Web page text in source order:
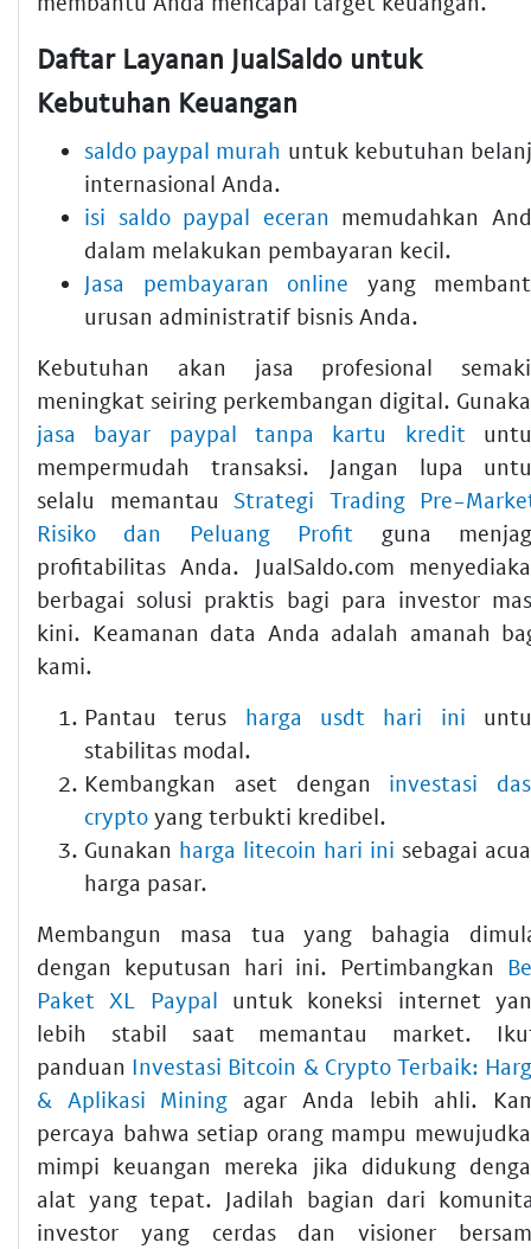
Daftar Layanan JualSaldo untuk
Kebutuhan Keuangan
saldo paypal murah untuk kebutuhan
internasional Anda.
isi saldo paypal eceran memudahkan
dalam melakukan pembayaran kecil.
Jasa pembayaran online yang
urusan administratif bisnis Anda.
Kebutuhan akan jasa profesional
meningkat seiring perkembangan digital.
jasa bayar paypal tanpa kartu kredit
mempermudah transaksi. Jangan lupa
selalu memantau Strategi Trading Pre-
Risiko dan Peluang Profit guna
profitabilitas Anda. JualSaldo.com
berbagai solusi praktis bagi para investor
kini. Keamanan data Anda adalah amanah
kami.
Pantau terus harga usdt hari ini
stabilitas modal.
Kembangkan aset dengan investasi
crypto yang terbukti kredibel.
Gunakan harga litecoin hari ini sebagai
harga pasar.
Membangun masa tua yang bahagia
dengan keputusan hari ini. Pertimbangkan
Paket XL Paypal untuk koneksi internet
lebih stabil saat memantau market.
panduan Investasi Bitcoin & Crypto Terbaik:
& Aplikasi Mining agar Anda lebih ahli.
percaya bahwa setiap orang mampu
mimpi keuangan mereka jika didukung
alat yang tepat. Jadilah bagian dari
investor yang cerdas dan visioner